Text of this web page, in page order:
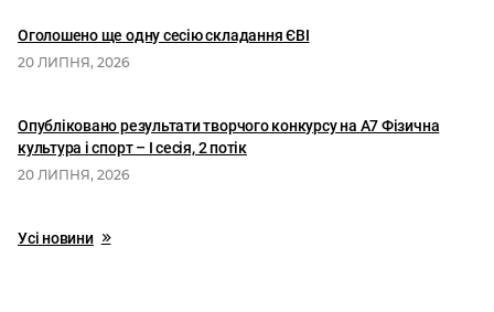
Оголошено ще одну сесію складання ЄВІ
20 ЛИПНЯ, 2026
Опубліковано результати творчого конкурсу на А7 Фізична
культура і спорт – І сесія, 2 потік
20 ЛИПНЯ, 2026
Усі новини